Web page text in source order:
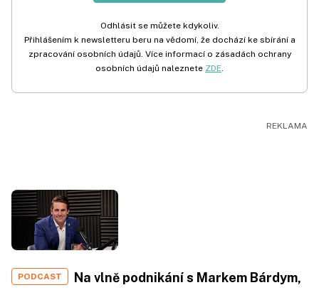
Odhlásit se můžete kdykoliv.
Přihlášením k newsletteru beru na vědomí, že dochází ke sbírání a
zpracování osobních údajů. Více informací o zásadách ochrany
osobních údajů naleznete ZDE.
PODCAST
Na vlně podnikání s Markem Bárdym,